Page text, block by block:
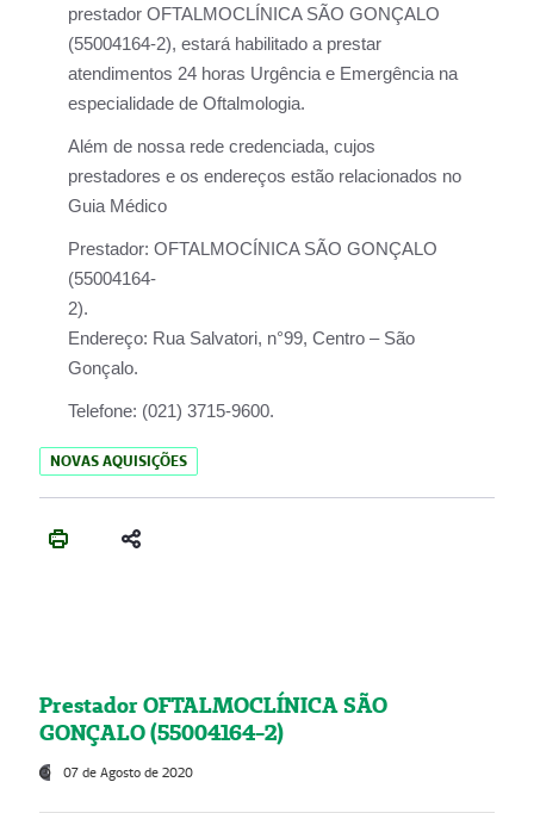
prestador OFTALMOCLÍNICA SÃO GONÇALO
(55004164-2), estará habilitado a prestar
atendimentos 24 horas Urgência e Emergência na
especialidade de Oftalmologia.
Além de nossa rede credenciada, cujos
prestadores e os endereços estão relacionados no
Guia Médico
Prestador: OFTALMOCÍNICA SÃO GONÇALO
(55004164-
2).
Endereço: Rua Salvatori, n°99, Centro – São
Gonçalo.
Telefone: (021) 3715-9600.
NOVAS AQUISIÇÕES
Prestador OFTALMOCLÍNICA SÃO
GONÇALO (55004164-2)
07 de Agosto de 2020